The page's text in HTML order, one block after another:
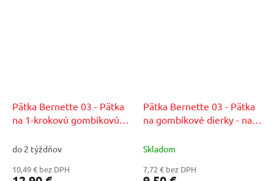
Pätka Bernette 03 - Pätka
na 1-krokovú gombíkovú
do 2 týždňov
10,49 € bez DPH
Pätka Bernette 03 - Pätka
na gombíkové dierky - na
Skladom
7,72 € bez DPH